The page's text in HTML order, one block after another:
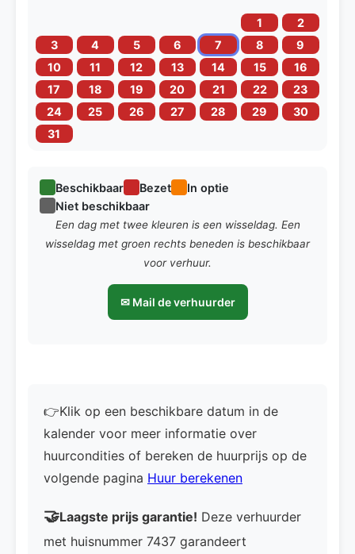
1
2
3
4 5 6 7 8
9
10
11 12 13 14 15
16
17
18 19 20 21 22
23
24
25 26 27 28 29
30
31
Beschikbaar Bezet
In optie
Niet beschikbaar
Een dag met twee kleuren is een wisseldag. Een
wisseldag met groen rechts beneden is beschikbaar
voor verhuur.
✉ Mail de verhuurder
👉Klik op een beschikbare datum in de
kalender voor meer informatie over
huurcondities of bereken de huurprijs op de
volgende pagina Huur berekenen
🤝Laagste prijs garantie! Deze verhuurder
met huisnummer 7437 garandeert